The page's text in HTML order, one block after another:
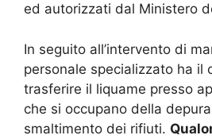
ed autorizzati dal Ministero
In seguito all’intervento di
personale specializzato ha il
trasferire il liquame presso
che si occupano della
smaltimento dei rifiuti.